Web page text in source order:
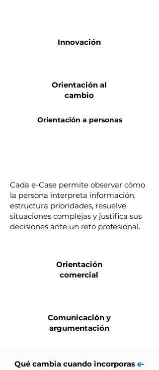
Innovación
Orientación al
cambio
Orientación a personas
Cada e-Case permite observar cómo
la persona interpreta información,
estructura prioridades, resuelve
situaciones complejas y justifica sus
decisiones ante un reto profesional.
Orientación
comercial
Comunicación y
argumentación
Qué cambia cuando incorporas e-